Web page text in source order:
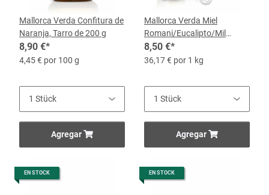
Mallorca Verda Confitura de
Naranja, Tarro de 200 g
8,90 €*
4,45 € por 100 g
Agregar
Mallorca Verda Miel
Romani/Eucalipto/Mil
Flores, 3 x 40-g-Glas
8,50 €*
36,17 € por 1 kg
Agregar
EN STOCK EN STOCK